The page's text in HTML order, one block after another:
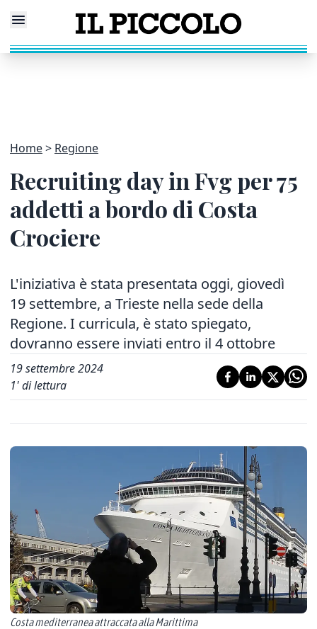
Home Regione
Recruiting day in Fvg per 75
addetti a bordo di Costa
Crociere
L'iniziativa è stata presentata oggi, giovedì
19 settembre, a Trieste nella sede della
Regione. I curricula, è stato spiegato,
dovranno essere inviati entro il 4 ottobre
19 settembre 2024
1' di lettura
Costa mediterranea attraccata alla Marittima